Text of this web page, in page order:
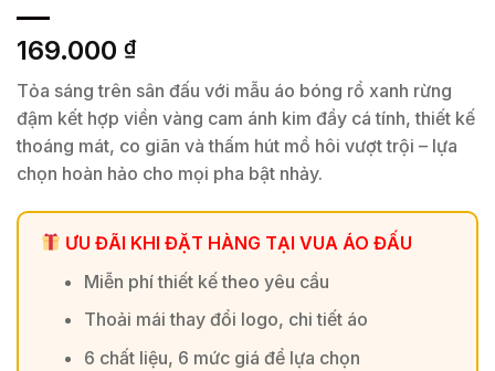
169.000 ₫
Tỏa sáng trên sân đấu với mẫu áo bóng rổ xanh rừng
đậm kết hợp viền vàng cam ánh kim đầy cá tính, thiết kế
thoáng mát, co giãn và thấm hút mồ hôi vượt trội – lựa
chọn hoàn hảo cho mọi pha bật nhảy.
ƯU ĐÃI KHI ĐẶT HÀNG TẠI VUA ÁO ĐẤU
Miễn phí thiết kế theo yêu cầu
Thoải mái thay đổi logo, chi tiết áo
6 chất liệu, 6 mức giá để lựa chọn